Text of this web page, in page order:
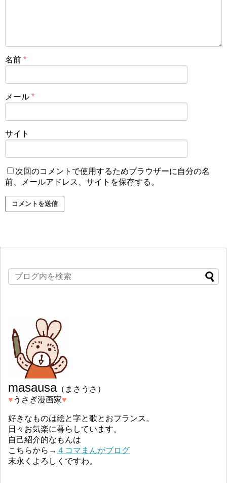
名前 *
メール *
サイト
次回のコメントで使用するためブラウザーに自分の名
前、メールアドレス、サイトを保存する。
masausa（まさうさ）
♥︎ うさぎ漫画家♥︎
好きなものは絵と字と歌とおフランス。
日々お気楽に暮らしています。
自己紹介的なもんは
こちらから→ ４コマまんがブログ
末永くよろしくですわ。